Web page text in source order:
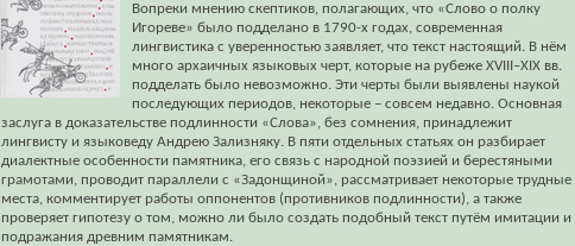
Вопреки мнению скептиков, полагающих, что «Слово о полку
Игореве» было подделано в 1790-х годах, современная
лингвистика с уверенностью заявляет, что текст настоящий. В нём
много архаичных языковых черт, которые на рубеже XVIII–XIX вв.
подделать было невозможно. Эти черты были выявлены наукой
последующих периодов, некоторые – совсем недавно. Основная
заслуга в доказательстве подлинности «Слова», без сомнения, принадлежит
лингвисту и языковеду Андрею Зализняку. В пяти отдельных статьях он разбирает
диалектные особенности памятника, его связь с народной поэзией и берестяными
грамотами, проводит параллели с «Задонщиной», рассматривает некоторые трудные
места, комментирует работы оппонентов (противников подлинности), а также
проверяет гипотезу о том, можно ли было создать подобный текст путём имитации и
подражания древним памятникам.